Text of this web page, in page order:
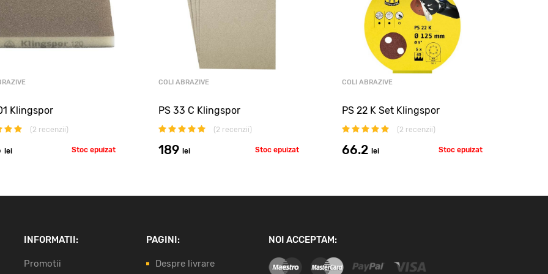
Klingspor
(2 recenzii)
lei Stoc epuizat
COLI ABRAZIVE
PS 33 C Klingspor
(2 recenzii)
189 lei Stoc epuizat
COLI ABRAZIVE
PS 22 K Set Klingspor
(2 recenzii)
66.2 lei Stoc epuizat
INFORMATII:
Promotii
PAGINI:
Despre livrare
NOI ACCEPTAM: